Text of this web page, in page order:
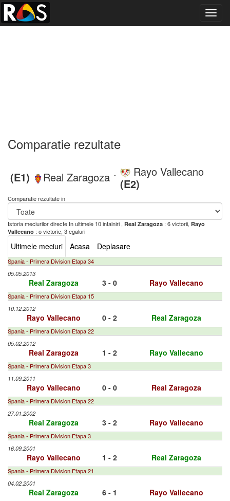
Comparatie rezultate
(E1) Real Zaragoza -
Rayo Vallecano
(E2)
Comparatie rezultate in
Istoria meciurilor directe In ultimele 10 intalniri , Real Zaragoza : 6 victorii, Rayo
Vallecano : o victorie, 3 egaluri
Ultimele meciuri Acasa Deplasare
Spania - Primera Division Etapa 34
05.05.2013
Real Zaragoza 3 - 0 Rayo Vallecano
Spania - Primera Division Etapa 15
10.12.2012
Rayo Vallecano 0 - 2 Real Zaragoza
Spania - Primera Division Etapa 22
05.02.2012
Real Zaragoza 1 - 2 Rayo Vallecano
Spania - Primera Division Etapa 3
11.09.2011
Rayo Vallecano 0 - 0 Real Zaragoza
Spania - Primera Division Etapa 22
27.01.2002
Real Zaragoza 3 - 2 Rayo Vallecano
Spania - Primera Division Etapa 3
16.09.2001
Rayo Vallecano 1 - 2 Real Zaragoza
Spania - Primera Division Etapa 21
04.02.2001
Real Zaragoza 6 - 1 Rayo Vallecano